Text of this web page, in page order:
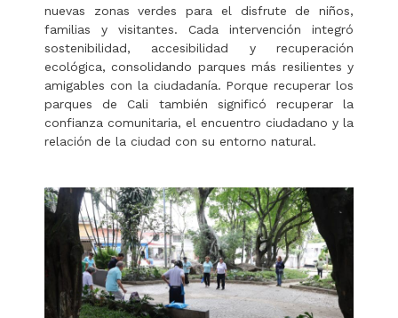
nuevas zonas verdes para el disfrute de niños,
familias y visitantes. Cada intervención integró
sostenibilidad, accesibilidad y recuperación
ecológica, consolidando parques más resilientes y
amigables con la ciudadanía. Porque recuperar los
parques de Cali también significó recuperar la
confianza comunitaria, el encuentro ciudadano y la
relación de la ciudad con su entorno natural.